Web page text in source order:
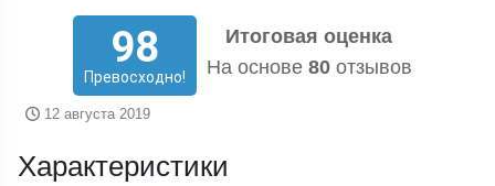
98
Превосходно!
Итоговая оценка
На основе 80отзывов
12 августа 2019
Характеристики